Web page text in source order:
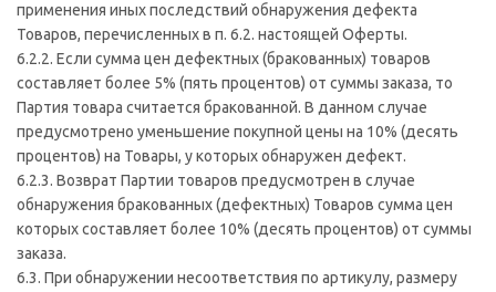
применения иных последствий обнаружения дефекта
Товаров, перечисленных в п. 6.2. настоящей Оферты.
6.2.2. Если сумма цен дефектных (бракованных) товаров
составляет более 5% (пять процентов) от суммы заказа, то
Партия товара считается бракованной. В данном случае
предусмотрено уменьшение покупной цены на 10% (десять
процентов) на Товары, у которых обнаружен дефект.
6.2.3. Возврат Партии товаров предусмотрен в случае
обнаружения бракованных (дефектных) Товаров сумма цен
которых составляет более 10% (десять процентов) от суммы
заказа.
6.3. При обнаружении несоответствия по артикулу, размеру